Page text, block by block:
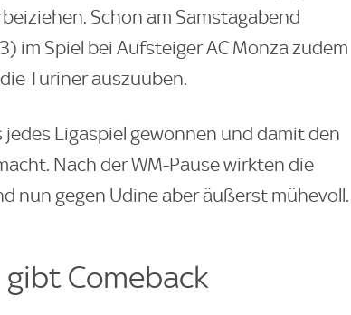
Schon am Samstagabend
im Spiel bei Aufsteiger AC Monza zudem
Turiner auszuüben.
Ligaspiel gewonnen und damit den
Nach der WM-Pause wirkten die
nun gegen Udine aber äußerst mühevoll.
Comeback